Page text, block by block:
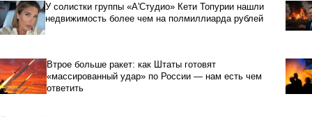
У солистки группы «А'Студио» Кети Топурии нашли
недвижимость более чем на полмиллиарда рублей
Втрое больше ракет: как Штаты готовят
«массированный удар» по России — нам есть чем
ответить